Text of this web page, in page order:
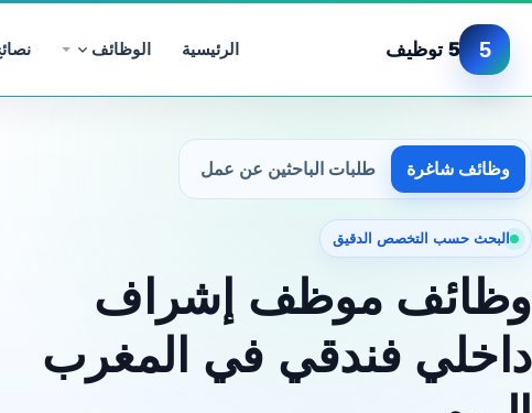
5 5 توظيف الرئيسية الوظائف
وظائف شاغرة طلبات الباحثين عن عمل
البحث حسب التخصص الدقيق
وظائف موظف إشراف
داخلي فندقي في المغرب